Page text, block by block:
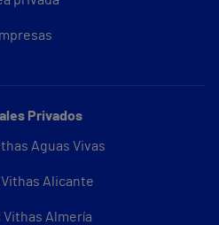
Privados
Aguas Vivas
Alicante
Vithas Almería